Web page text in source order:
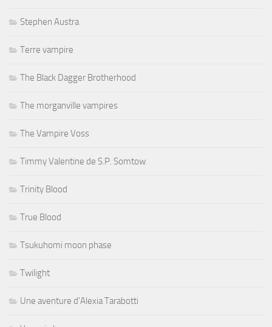
Stephen Austra
Terre vampire
The Black Dagger Brotherhood
The morganville vampires
The Vampire Voss
Timmy Valentine de S.P. Somtow
Trinity Blood
True Blood
Tsukuhomi moon phase
Twilight
Une aventure d'Alexia Tarabotti